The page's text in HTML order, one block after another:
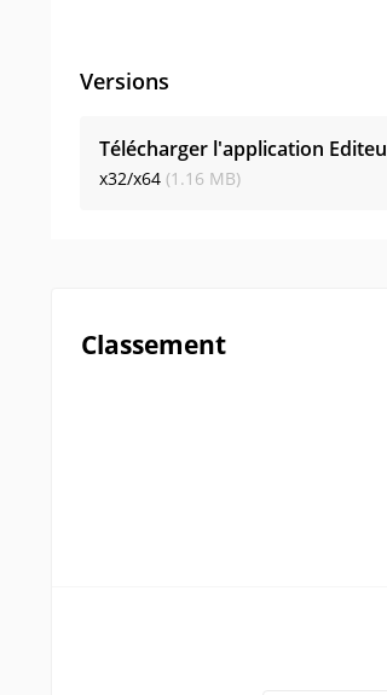
Versions
Télécharger l'application
x32/x64 (1.16 MB)
Classement